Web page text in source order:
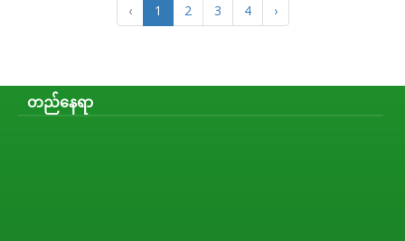
‹ 1 2 3 4 ›
တည်နေရာ